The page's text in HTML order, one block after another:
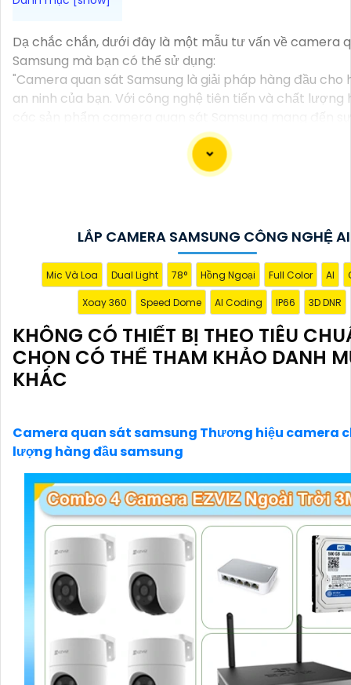
Dạ chắc chắn, dưới đây là một mẫu tư vấn về camera
Samsung mà bạn có thể sử dụng:
"Camera quan sát Samsung là giải pháp hàng đầu cho
an ninh của bạn. Với công nghệ tiên tiến và chất lượng
và tin tưởng cho người dùng. Với việc phù hợp với xu
đại, việc lựa chọn camera quan sát Samsung là sự
minh cho hệ thống an ninh của bạn."
LẮP CAMERA SAMSUNG CÔNG NGHỆ AI
Mic Và Loa Dual Light 78° Hồng Ngoại Full Color AI
Xoay 360 Speed Dome AI Coding IP66 3D DNR
KHÔNG CÓ THIẾT BỊ THEO TIÊU
CHỌN CÓ THỂ THAM KHẢO DANH
KHÁC
Camera quan sát samsung Thương hiệu camera
lượng hàng đầu samsung